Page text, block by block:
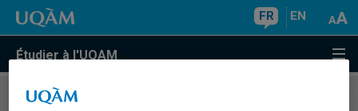
FR EN
Étudier à l'UQAM
COURS//